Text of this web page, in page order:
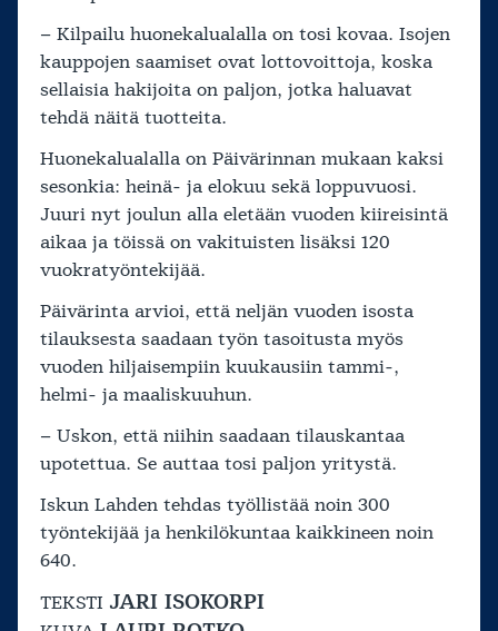
– Kilpailu huonekalualalla on tosi kovaa. Isojen
kauppojen saamiset ovat lottovoittoja, koska
sellaisia hakijoita on paljon, jotka haluavat
tehdä näitä tuotteita.
Huonekalualalla on Päivärinnan mukaan kaksi
sesonkia: heinä- ja elokuu sekä loppuvuosi.
Juuri nyt joulun alla eletään vuoden kiireisintä
aikaa ja töissä on vakituisten lisäksi 120
vuokratyöntekijää.
Päivärinta arvioi, että neljän vuoden isosta
tilauksesta saadaan työn tasoitusta myös
vuoden hiljaisempiin kuukausiin tammi-,
helmi- ja maaliskuuhun.
– Uskon, että niihin saadaan tilauskantaa
upotettua. Se auttaa tosi paljon yritystä.
Iskun Lahden tehdas työllistää noin 300
työntekijää ja henkilökuntaa kaikkineen noin
640.
TEKSTI JARI ISOKORPI